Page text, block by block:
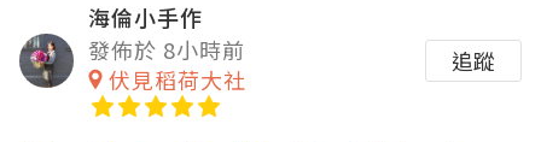
海倫小手作
發佈於 8小時前
伏見稻荷大社
追蹤